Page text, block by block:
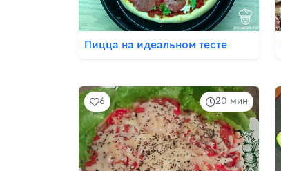
Пицца на идеальном тесте
20 мин
6